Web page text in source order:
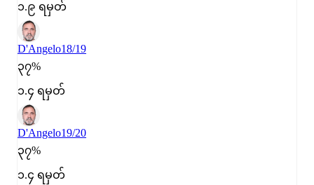
၁.၉ ရမှတ်
D'Angelo18/19
၃၇%
၁.၄ ရမှတ်
D'Angelo19/20
၃၇%
၁.၄ ရမှတ်